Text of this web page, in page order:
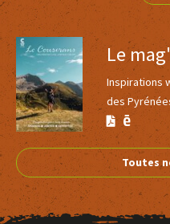
5
La ferme des reptiles
LA BASTIDE-DE-SÉROU
Le mag'
Inspirations
des
Version
PDF
Version
Calaméo
Toutes